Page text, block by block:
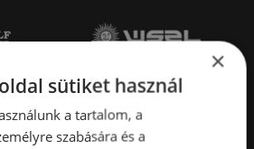
×
sütiket használ
a tartalom, a
szabására és a